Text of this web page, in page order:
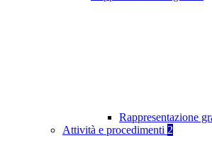
Rappresentazione
Attività e procedimenti 2